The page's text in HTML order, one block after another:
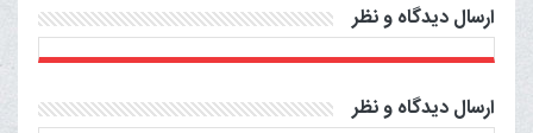
ارسال دیدگاه و نظر
ارسال دیدگاه و نظر